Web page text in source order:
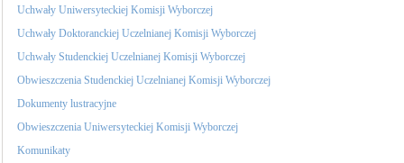
Uchwały Uniwersyteckiej Komisji Wyborczej
Uchwały Doktoranckiej Uczelnianej Komisji Wyborczej
Uchwały Studenckiej Uczelnianej Komisji Wyborczej
Obwieszczenia Studenckiej Uczelnianej Komisji Wyborczej
Dokumenty lustracyjne
Obwieszczenia Uniwersyteckiej Komisji Wyborczej
Komunikaty